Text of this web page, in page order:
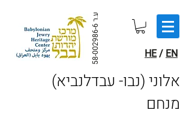
ע.ר
58-002986-6 HE/ EN
אלוני (נבו- עבדלנביא)
מנחם